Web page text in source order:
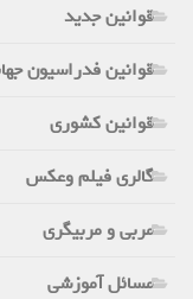
قوانین جدید
قوانین فدراسیون جهانی
قوانین کشوری
گالری فیلم وعکس
مربی و مربیگری
مسائل آموزشی